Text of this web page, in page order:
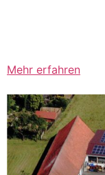
Mehr erfahren